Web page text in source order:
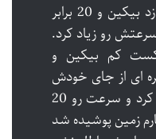
دیاکو بدون معطلی گفت دم زد بیکین و 20 برابر
رو زیاد کرد.
کم بیکین و
ای از جای خودش
تا انتهای زمین مبارزه درست کرد و سرعت رو 20
زمین پوشیده شد